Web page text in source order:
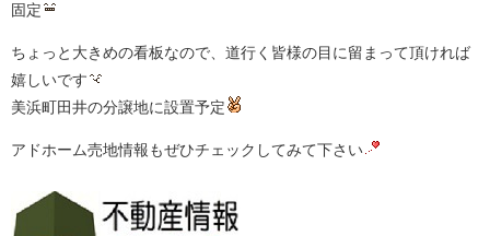
固定
ちょっと大きめの看板なので、道行く皆様の目に留まって頂ければ
嬉しいです
美浜町田井の分譲地に設置予定
アドホーム売地情報もぜひチェックしてみて下さい